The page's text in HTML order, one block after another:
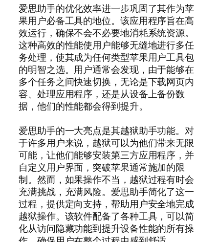
爱思助手的优化效率进一步巩固了其作为苹
果用户必备工具的地位。该应用程序旨在高
效运行，确保不会不必要地消耗系统资源。
这种高效的性能使用户能够无缝地进行多任
务处理，使其成为任何类型苹果用户工具包
的明智之选。用户通常会发现，由于能够在
多个任务之间快速切换，无论是下载网页内
容、处理应用程序，还是从设备上备份数
据，他们的性能都会得到提升。
爱思助手的一大亮点是其越狱助手功能。对
于许多用户来说，越狱可以为他们带来无限
可能，让他们能够安装第三方应用程序，并
自定义用户界面，突破苹果通常施加的限
制。然而，如果操作不当，越狱过程有时会
充满挑战，充满风险。爱思助手简化了这一
过程，提供定向支持，帮助用户安全地完成
越狱操作。该软件配备了各种工具，可以简
化从访问隐藏功能到提升设备性能的所有操